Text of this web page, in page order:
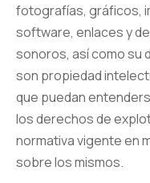
fotografías, gráficos,
software, enlaces y
sonoros, así como su
son propiedad
que puedan
los derechos de
normativa vigente en
sobre los mismos.